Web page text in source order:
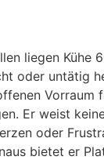
liegen Kühe
oder untätig
Vorraum
Er weist
oder
bietet er